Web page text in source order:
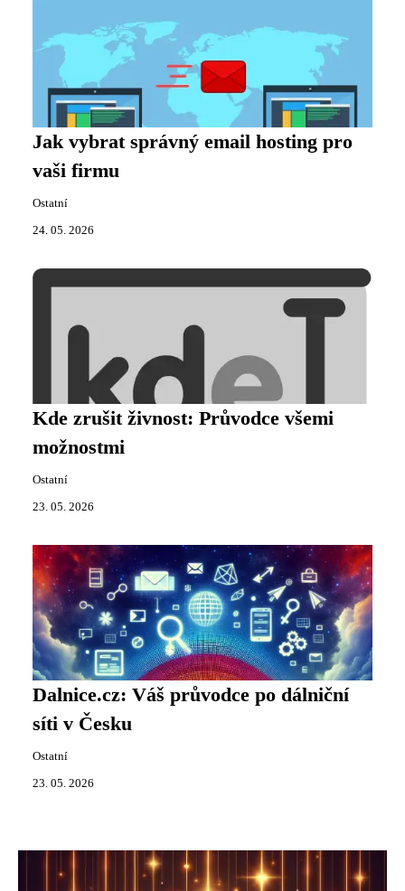
Jak vybrat správný email hosting pro
vaši firmu
Ostatní
24. 05. 2026
Kde zrušit živnost: Průvodce všemi
možnostmi
Ostatní
23. 05. 2026
Dalnice.cz: Váš průvodce po dálniční
síti v Česku
Ostatní
23. 05. 2026